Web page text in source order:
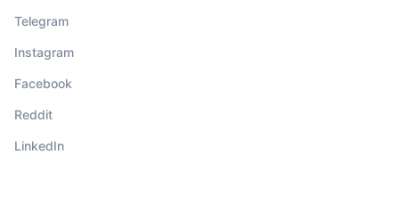
Telegram
Instagram
Facebook
Reddit
LinkedIn